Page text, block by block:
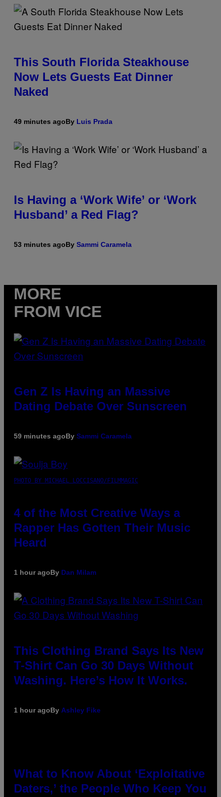
This South Florida Steakhouse
Now Lets Guests Eat Dinner
Naked
49 minutes agoBy Luis Prada
Is Having a ‘Work Wife’ or ‘Work
Husband’ a Red Flag?
53 minutes agoBy Sammi Caramela
MORE
FROM VICE
Gen Z Is Having an Massive
Dating Debate Over Sunscreen
59 minutes agoBy Sammi Caramela
PHOTO BY MICHAEL LOCCISANO/FILMMAGIC
4 of the Most Creative Ways a
Rapper Has Gotten Their Music
Heard
1 hour agoBy Dan Milam
This Clothing Brand Says Its New
T-Shirt Can Go 30 Days Without
Washing. Here’s How It Works.
1 hour agoBy Ashley Fike
What to Know About ‘Exploitative
Daters,’ the People Who Keep You